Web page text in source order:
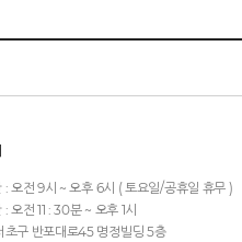
: 오전 9시 ~ 오후 6시 ( 토요일/공휴일 휴무 )
: 오전 11 : 30분 ~ 오후 1시
초구 반포대로45 명정빌딩 5층